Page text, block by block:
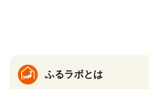
ふるラボとは